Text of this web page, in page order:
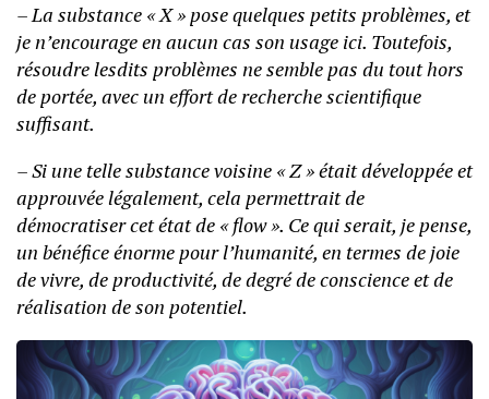
– La substance « X » pose quelques petits problèmes, et
je n’encourage en aucun cas son usage ici. Toutefois,
résoudre lesdits problèmes ne semble pas du tout hors
de portée, avec un effort de recherche scientifique
suffisant.
– Si une telle substance voisine « Z » était développée et
approuvée légalement, cela permettrait de
démocratiser cet état de « flow ». Ce qui serait, je pense,
un bénéfice énorme pour l’humanité, en termes de joie
de vivre, de productivité, de degré de conscience et de
réalisation de son potentiel.